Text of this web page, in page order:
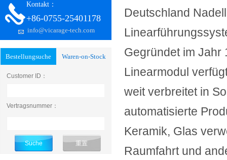
Kontakt：
+86-0755-25401178
info@vicarage-tech.com
Bestellungsuche Waren-on-Stock
Customer ID：
Vertragsnummer：
Deutschland
Gegründet im Jahr
Linearmodul
weit verbreitet in
automatisierte
Keramik, Glas
Raumfahrt und